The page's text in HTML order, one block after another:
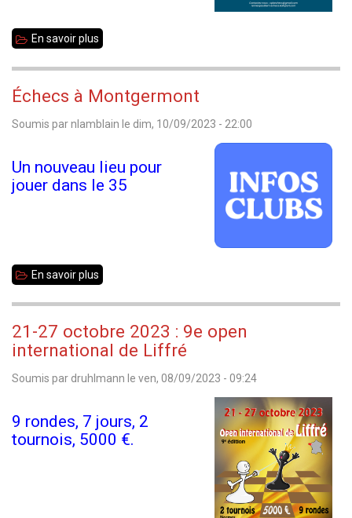
En savoir plus
de
Rennes
Bert
Échecs à Montgermont
Soumis parnlamblain le dim, 10/09/2023 - 22:00
Un nouveau lieu pour
jouer dans le 35
En savoir plus
Montgermont
21-27 octobre 2023 : 9e open
international de Liffré
Soumis par druhlmann le ven, 08/09/2023 - 09:24
9 rondes, 7 jours, 2
tournois, 5000 €.